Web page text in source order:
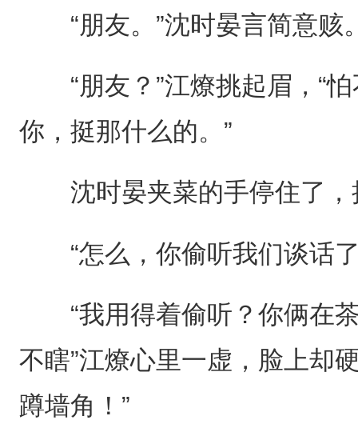
“朋友。”沈时晏言简意赅
“朋友？”江燎挑起眉，“怕
你，挺那什么的。”
沈时晏夹菜的手停住了，
“怎么，你偷听我们谈话了
“我用得着偷听？你俩在茶
不瞎”江燎心里一虚，脸上却
蹲墙角！”